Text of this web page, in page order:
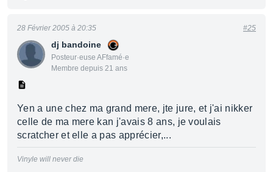
dj bandoine
Posteur·euse AFfamé·e
Membre depuis 21 ans
28 Février 2005 à 20:35 #25
Yen a une chez ma grand mere, jte jure, et j'ai nikker
celle de ma mere kan j'avais 8 ans, je voulais
scratcher et elle a pas apprécier,...
Vinyle will never die